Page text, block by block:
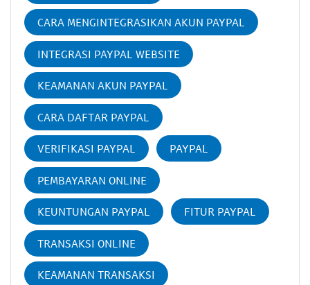
CARA MENGINTEGRASIKAN AKUN PAYPAL
INTEGRASI PAYPAL WEBSITE
KEAMANAN AKUN PAYPAL
CARA DAFTAR PAYPAL
VERIFIKASI PAYPAL PAYPAL
PEMBAYARAN ONLINE
KEUNTUNGAN PAYPAL FITUR PAYPAL
TRANSAKSI ONLINE
KEAMANAN TRANSAKSI